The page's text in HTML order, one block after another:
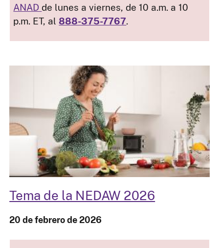
ANAD de lunes a viernes, de 10 a.m. a 10
p.m. ET, al 888-375-7767.
Tema de la NEDAW 2026
20 de febrero de 2026